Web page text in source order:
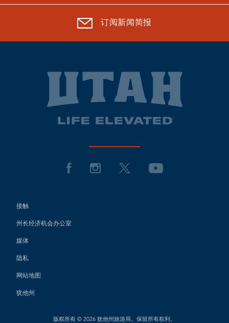
订阅新闻简报
接触
州长经济机会办公室
媒体
隐私
网站地图
犹他州
版权所有 © 2026 犹他州旅游局。保留所有权利。